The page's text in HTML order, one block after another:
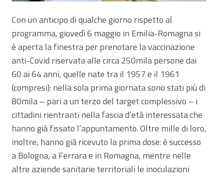
Con un anticipo di qualche giorno rispetto al
programma, giovedì 6 maggio in Emilia-Romagna si
è aperta la finestra per prenotare la vaccinazione
anti-Covid riservata alle circa 250mila persone dai
60 ai 64 anni, quelle nate tra il 1957 e il 1961
(compresi): nella sola prima giornata sono stati più di
80mila – pari a un terzo del target complessivo – i
cittadini rientranti nella fascia d’età interessata che
hanno già fissato l’appuntamento. Oltre mille di loro,
inoltre, hanno già ricevuto la prima dose: è successo
a Bologna, a Ferrara e in Romagna, mentre nelle
altre aziende sanitarie territoriali le inoculazioni